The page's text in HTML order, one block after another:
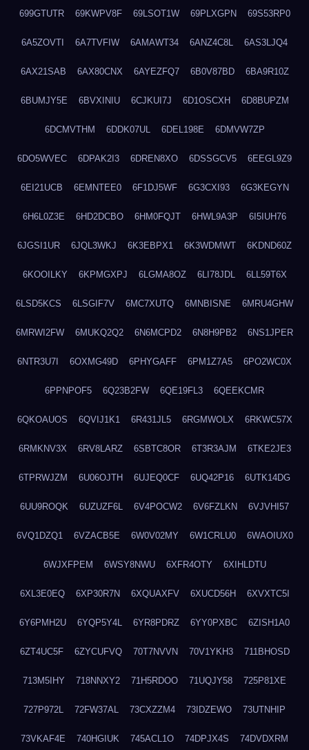
699GTUTR 69KWPV8F 69LSOT1W 69PLXGPN 69S53RP0
6A5ZOVTI 6A7TVFIW 6AMAWT34 6ANZ4C8L 6AS3LJQ4
6AX21SAB 6AX80CNX 6AYEZFQ7 6B0V87BD 6BA9R10Z
6BUMJY5E 6BVXINIU 6CJKUI7J 6D1OSCXH 6D8BUPZM
6DCMVTHM 6DDK07UL 6DEL198E 6DMVW7ZP
6DO5WVEC 6DPAK2I3 6DREN8XO 6DSSGCV5 6EEGL9Z9
6EI21UCB 6EMNTEE0 6F1DJ5WF 6G3CXI93 6G3KEGYN
6H6L0Z3E 6HD2DCBO 6HM0FQJT 6HWL9A3P 6I5IUH76
6JGSI1UR 6JQL3WKJ 6K3EBPX1 6K3WDMWT 6KDND60Z
6KOOILKY 6KPMGXPJ 6LGMA8OZ 6LI78JDL 6LL59T6X
6LSD5KCS 6LSGIF7V 6MC7XUTQ 6MNBISNE 6MRU4GHW
6MRWI2FW 6MUKQ2Q2 6N6MCPD2 6N8H9PB2 6NS1JPER
6NTR3U7I 6OXMG49D 6PHYGAFF 6PM1Z7A5 6PO2WC0X
6PPNPOF5 6Q23B2FW 6QE19FL3 6QEEKCMR
6QKOAUOS 6QVIJ1K1 6R431JL5 6RGMWOLX 6RKWC57X
6RMKNV3X 6RV8LARZ 6SBTC8OR 6T3R3AJM 6TKE2JE3
6TPRWJZM 6U06OJTH 6UJEQ0CF 6UQ42P16 6UTK14DG
6UU9ROQK 6UZUZF6L 6V4POCW2 6V6FZLKN 6VJVHI57
6VQ1DZQ1 6VZACB5E 6W0V02MY 6W1CRLU0 6WAOIUX0
6WJXFPEM 6WSY8NWU 6XFR4OTY 6XIHLDTU
6XL3E0EQ 6XP30R7N 6XQUAXFV 6XUCD56H 6XVXTC5I
6Y6PMH2U 6YQP5Y4L 6YR8PDRZ 6YY0PXBC 6ZISH1A0
6ZT4UC5F 6ZYCUFVQ 70T7NVVN 70V1YKH3 711BHOSD
713M5IHY 718NNXY2 71H5RDOO 71UQJY58 725P81XE
727P972L 72FW37AL 73CXZZM4 73IDZEWO 73UTNHIP
73VKAF4E 740HGIUK 745ACL1O 74DPJX4S 74DVDXRM